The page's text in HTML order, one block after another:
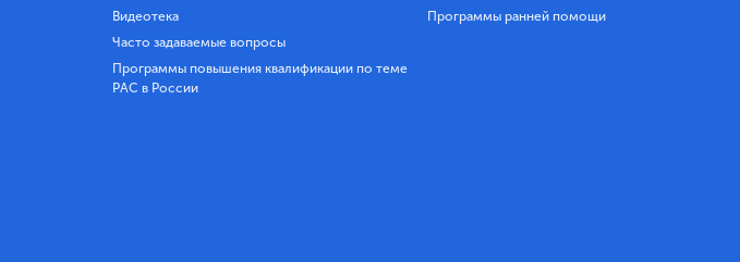
Видеотека
Часто задаваемые вопросы
Программы повышения квалификации по теме
РАС в России
Программы ранней помощи